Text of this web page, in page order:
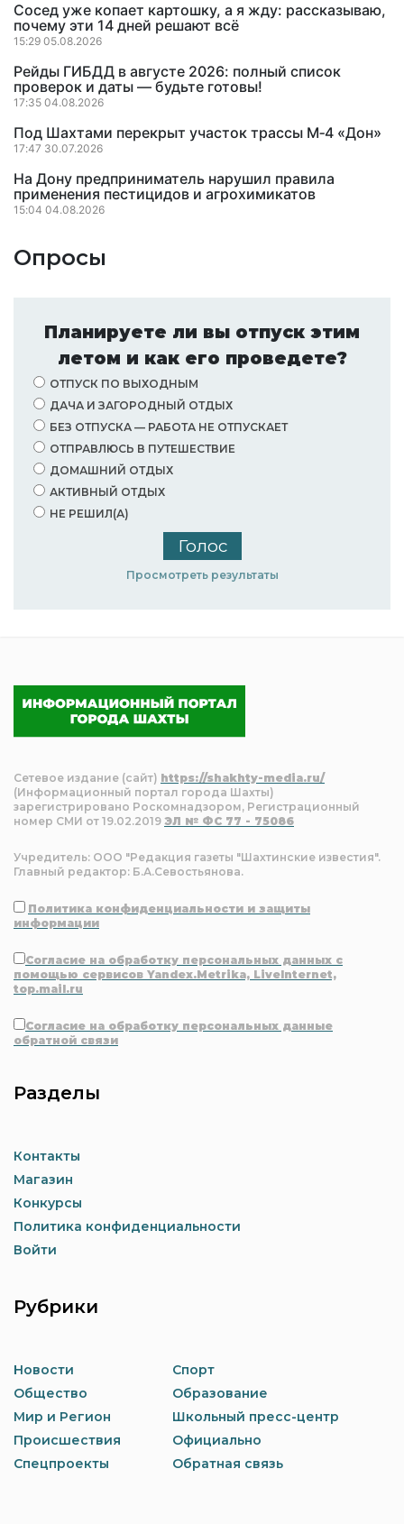
Сосед уже копает картошку, а я жду: рассказываю,
почему эти 14 дней решают всё
15:29 05.08.2026
Рейды ГИБДД в августе 2026: полный список
проверок и даты — будьте готовы!
17:35 04.08.2026
Под Шахтами перекрыт участок трассы М‑4 «Дон»
17:47 30.07.2026
На Дону предприниматель нарушил правила
применения пестицидов и агрохимикатов
15:04 04.08.2026
Опросы
Планируете ли вы отпуск этим
летом и как его проведете?
ОТПУСК ПО ВЫХОДНЫМ
ДАЧА И ЗАГОРОДНЫЙ ОТДЫХ
БЕЗ ОТПУСКА — РАБОТА НЕ ОТПУСКАЕТ
ОТПРАВЛЮСЬ В ПУТЕШЕСТВИЕ
ДОМАШНИЙ ОТДЫХ
АКТИВНЫЙ ОТДЫХ
НЕ РЕШИЛ(А)
Просмотреть результаты
Сетевое издание (сайт) https://shakhty-media.ru/
(Информационный портал города Шахты)
зарегистрировано Роскомнадзором, Регистрационный
номер СМИ от 19.02.2019 ЭЛ № ФС 77 - 75086
Учредитель: ООО "Редакция газеты "Шахтинские известия".
Главный редактор: Б.А.Севостьянова.
Политика конфиденциальности и защиты
информации
Согласие на обработку персональных данных с
помощью сервисов Yandex.Metrika, LiveInternet,
top.mail.ru
Согласие на обработку персональных данные
обратной связи
Разделы
Контакты
Магазин
Конкурсы
Политика конфиденциальности
Войти
Рубрики
Новости
Общество
Мир и Регион
Происшествия
Спецпроекты
Спорт
Образование
Школьный пресс-центр
Официально
Обратная связь